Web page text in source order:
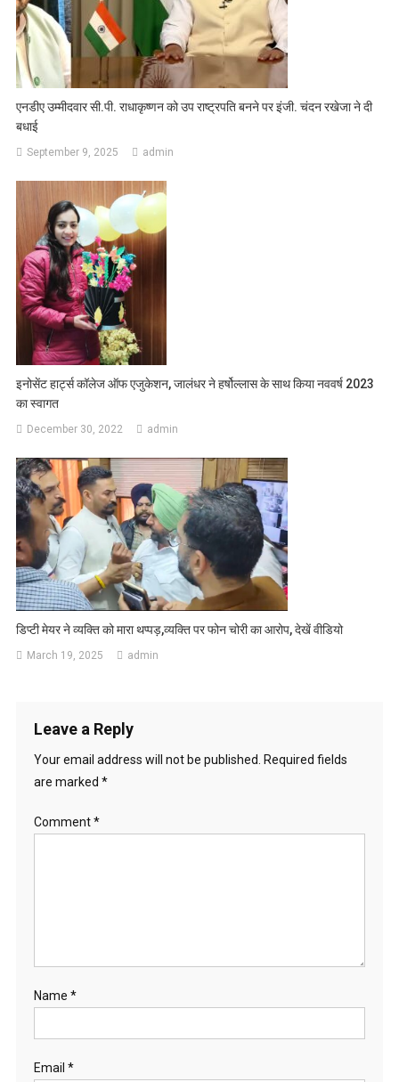
एनडीए उम्मीदवार सी.पी. राधाकृष्णन को उप राष्ट्रपति बनने पर इंजी. चंदन रखेजा ने दी
बधाई
September 9, 2025 admin
इनोसेंट हार्ट्स कॉलेज ऑफ एजुकेशन, जालंधर ने हर्षोल्लास के साथ किया नववर्ष 2023
का स्वागत
December 30, 2022 admin
डिप्टी मेयर ने व्यक्ति को मारा थप्पड़,व्यक्ति पर फोन चोरी का आरोप, देखें वीडियो
March 19, 2025 admin
Leave a Reply
Your email address will not be published. Required fields
are marked *
Comment*
Name *
Email *